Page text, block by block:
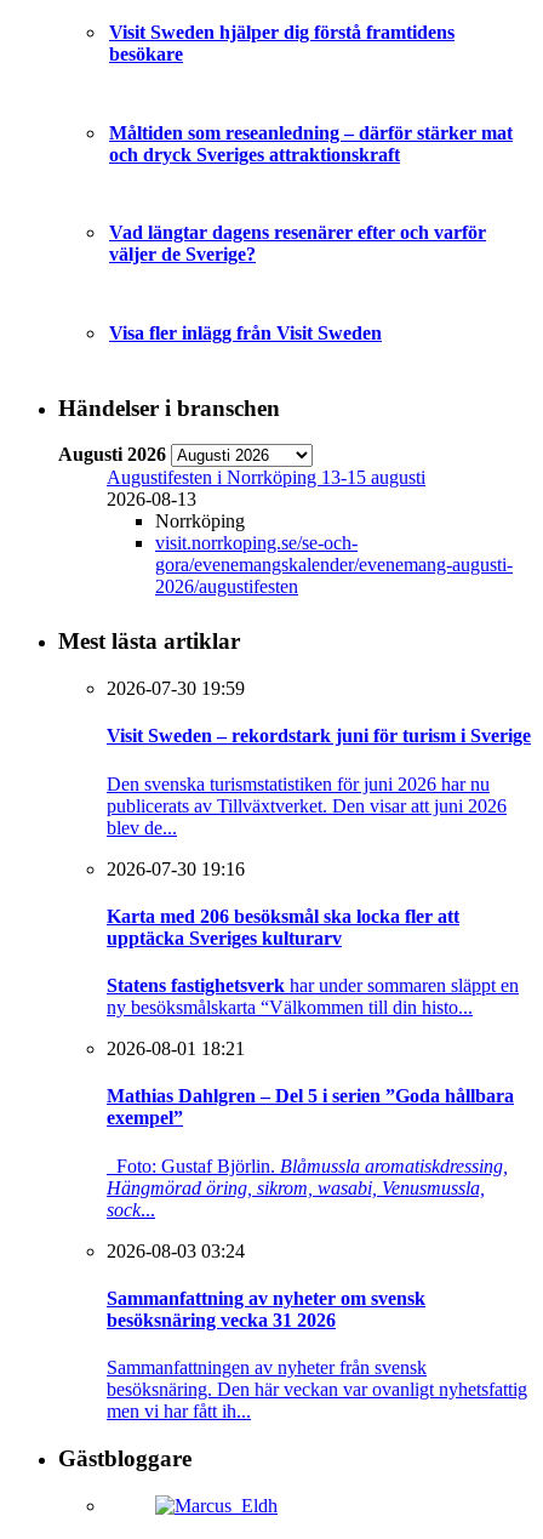
Visit Sweden hjälper dig förstå framtidens
besökare
Måltiden som reseanledning – därför stärker mat
och dryck Sveriges attraktionskraft
Vad längtar dagens resenärer efter och varför
väljer de Sverige?
Visa fler inlägg från Visit Sweden
Händelser i branschen
Augusti 2026
Augustifesten i Norrköping 13-15 augusti
2026-08-13
Norrköping
visit.norrkoping.se/se-och-
gora/evenemangskalender/evenemang-augusti-
2026/augustifesten
Mest lästa artiklar
2026-07-30 19:59
Visit Sweden – rekordstark juni för turism i Sverige
Den svenska turismstatistiken för juni 2026 har nu
publicerats av Tillväxtverket. Den visar att juni 2026
blev de...
2026-07-30 19:16
Karta med 206 besöksmål ska locka fler att
upptäcka Sveriges kulturarv
Statens fastighetsverk har under sommaren släppt en
ny besöksmålskarta “Välkommen till din histo...
2026-08-01 18:21
Mathias Dahlgren – Del 5 i serien ”Goda hållbara
exempel”
Foto: Gustaf Björlin. Blåmussla aromatiskdressing,
Hängmörad öring, sikrom, wasabi, Venusmussla,
sock...
2026-08-03 03:24
Sammanfattning av nyheter om svensk
besöksnäring vecka 31 2026
Sammanfattningen av nyheter från svensk
besöksnäring. Den här veckan var ovanligt nyhetsfattig
men vi har fått ih...
Gästbloggare